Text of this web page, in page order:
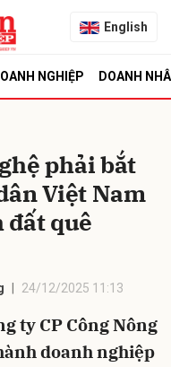
English
NGHIỆP DOANH
phải bắt
Việt Nam
quê
24/12/2025 11:13
ty CP Công Nông
doanh nghiệp